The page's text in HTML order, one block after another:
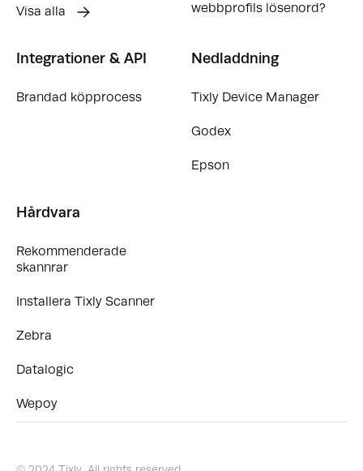
Visa alla
webbprofils lösenord?
Integrationer & API
Brandad köpprocess
Nedladdning
Tixly Device Manager
Godex
Epson
Hårdvara
Rekommenderade
skannrar
Installera Tixly Scanner
Zebra
Datalogic
Wepoy